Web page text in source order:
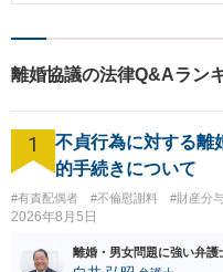
受けたので、当事務所の弁護士に
と、養育費や財産分与、慰謝料
た、離婚原因が夫にあることを主
割）などが審理されることになり
親権者はどちらがふさわしいか、
うか、 ③財産分与の対象となる財
点について、夫は、①子どもらの
対象とすることに消極的でした
いて、当事務所の弁護士は、子ど
離婚協議の法律Q&Aラン
1
不貞行為に対する離
的手続きについて
#有責配偶者 #不倫慰謝料 #財産分
2026年8月5日
離婚・男女問題に強い弁護